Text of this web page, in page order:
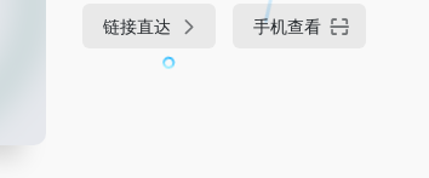
链接直达 手机查看